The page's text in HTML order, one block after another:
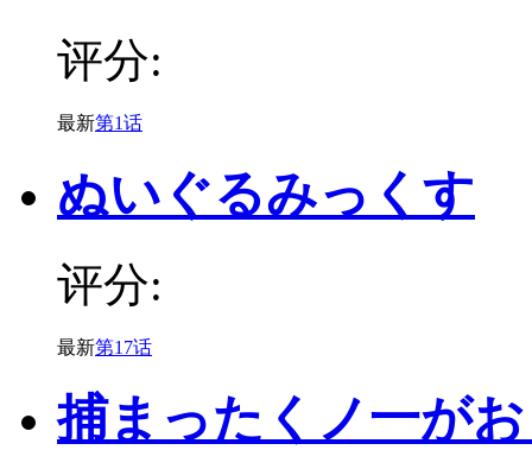
评分:
最新第1话
ぬいぐるみっくす
评分:
最新第17话
捕まったくノ一が